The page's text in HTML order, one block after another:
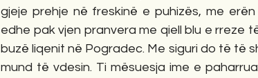
gjeje prehje në freskinë e puhizës, me
edhe pak vjen pranvera me qiell blu e rreze
buzë liqenit në Pogradec. Me siguri do të të
mund të vdesin. Ti mësuesja ime e